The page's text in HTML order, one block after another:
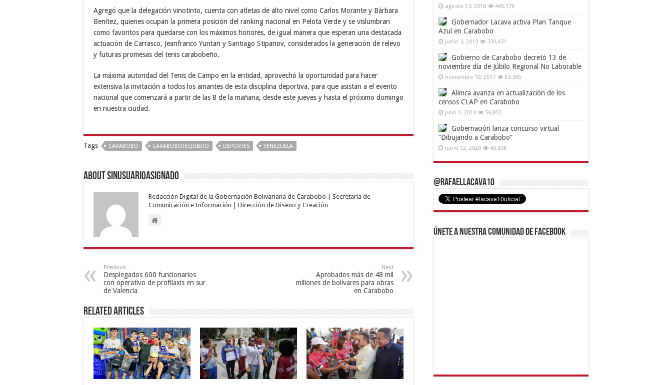
Agregó que la delegación vinotinto, cuenta con atletas de alto nivel como Carlos Morante y Bárbara
Benítez, quienes ocupan la primera posición del ranking nacional en Pelota Verde y se vislumbran
como favoritos para quedarse con los máximos honores, de igual manera que esperan una destacada
actuación de Carrasco, Jeanfranco Yuntan y Santiago Stipanov, considerados la generación de relevo
y futuras promesas del tenis carabobeño.
La máxima autoridad del Tenis de Campo en la entidad, aprovechó la oportunidad para hacer
extensiva la invitación a todos los amantes de esta disciplina deportiva, para que asistan a el evento
nacional que comenzará a partir de las 8 de la mañana, desde este jueves y hasta el próximo domingo
en nuestra ciudad.
Tags CARABOBO CARABOBOTEQUIERO DEPORTES VENEZUELA
About sinusuarioasignado
Redacción Digital de la Gobernación Bolivariana de Carabobo | Secretaría de
Comunicación e Información | Dirección de Diseño y Creación
Previous
Desplegados 600 funcionarios
con operativo de profilaxis en sur
de Valencia
Next
Aprobados más de 48 mil
millones de bolívares para obras
en Carabobo
Related Articles
agosto 13, 2018 445,176
Gobernador Lacava activa Plan Tanque
Azul en Carabobo
junio 3, 2019 330,431
Gobierno de Carabobo decretó 13 de
noviembre día de Júbilo Regional No Laborable
noviembre 10, 2017 63,385
Alimca avanza en actualización de los
censos CLAP en Carabobo
julio 1, 2019 56,855
Gobernación lanza concurso virtual
“Dibujando a Carabobo”
junio 12, 2020 45,836
@RafaelLacava10
Únete a nuestra comunidad de Facebook